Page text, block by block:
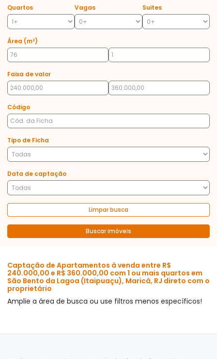
Quartos Vagas Suites
Área (m²)
Faixa de valor
Código
Tipo de Ficha
Data de captação
Limpar busca
Buscar imóveis
Captação de Apartamentos à venda entre R$
240.000,00 e R$ 360.000,00 com 1 ou mais quartos em
São Bento da Lagoa (Itaipuaçu), Maricá, RJ direto com o
proprietário
Amplie a área de busca ou use filtros menos específicos!